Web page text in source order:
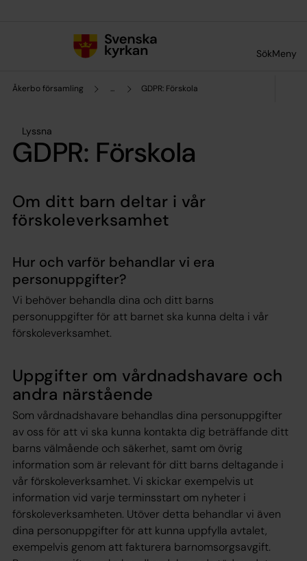
SökMeny
Åkerbo församling ... GDPR: Förskola
Lyssna
GDPR: Förskola
Om ditt barn deltar i vår
förskoleverksamhet
Hur och varför behandlar vi era
personuppgifter?
Vi behöver behandla dina och ditt barns
personuppgifter för att barnet ska kunna delta i vår
förskoleverksamhet.
Uppgifter om vårdnadshavare och
andra närstående
Som vårdnadshavare behandlas dina personuppgifter
av oss för att vi ska kunna kontakta dig beträffande ditt
barns välmående och säkerhet, samt om övrig
information som är relevant för ditt barns deltagande i
vår förskoleverksamhet. Vi skickar exempelvis ut
information vid varje terminsstart om nyheter i
förskoleverksamheten. Utöver detta behandlar vi även
dina personuppgifter för att kunna uppfylla avtalet,
exempelvis genom att fakturera barnomsorgsavgift.